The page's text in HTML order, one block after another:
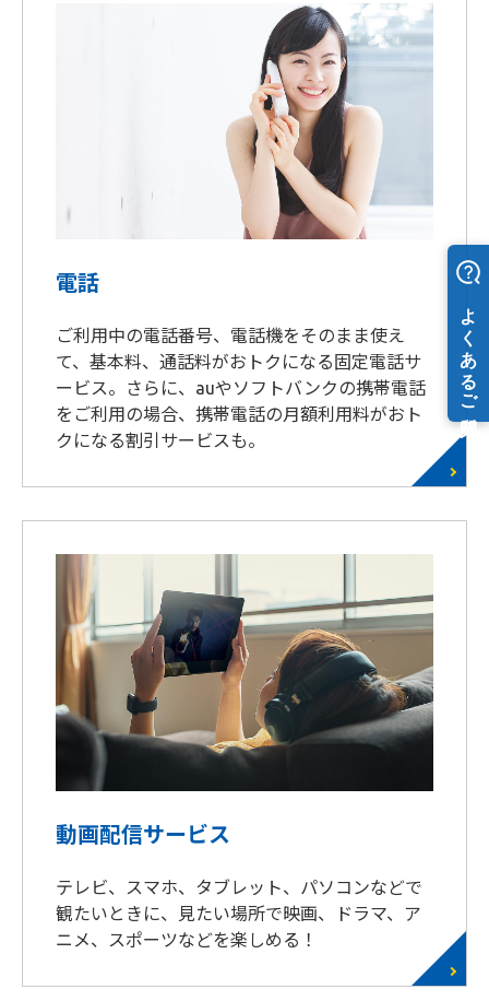
電話
ご利用中の電話番号、電話機をそのまま使え
て、基本料、通話料がおトクになる固定電話サ
ービス。さらに、auやソフトバンクの携帯電話
をご利用の場合、携帯電話の月額利用料がおト
クになる割引サービスも。
動画配信サービス
テレビ、スマホ、タブレット、パソコンなどで
観たいときに、見たい場所で映画、ドラマ、ア
ニメ、スポーツなどを楽しめる！